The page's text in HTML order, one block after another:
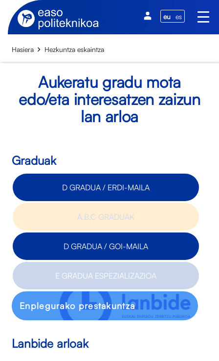
eu es
Hasiera Hezkuntza eskaintza
Aukeratu gradu mota
edo/eta interesatzen zaizun
lan arloa
Graduak
D GRADUA / ERDI-MAILA
A,B,C GRADUAK
D GRADUA / GOI-MAILA
E GRADUA ESPEZIALIZAZIOA
Enplegurako prestakuntza
Lanbide arloak